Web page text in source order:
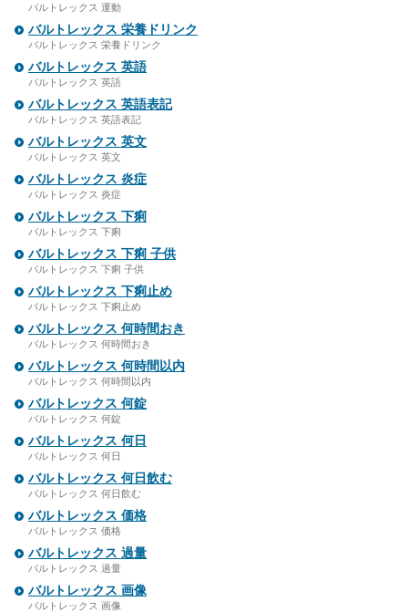
バルトレックス 運動
バルトレックス 栄養ドリンク
バルトレックス 栄養ドリンク
バルトレックス 英語
バルトレックス 英語
バルトレックス 英語表記
バルトレックス 英語表記
バルトレックス 英文
バルトレックス 英文
バルトレックス 炎症
バルトレックス 炎症
バルトレックス 下痢
バルトレックス 下痢
バルトレックス 下痢 子供
バルトレックス 下痢 子供
バルトレックス 下痢止め
バルトレックス 下痢止め
バルトレックス 何時間おき
バルトレックス 何時間おき
バルトレックス 何時間以内
バルトレックス 何時間以内
バルトレックス 何錠
バルトレックス 何錠
バルトレックス 何日
バルトレックス 何日
バルトレックス 何日飲む
バルトレックス 何日飲む
バルトレックス 価格
バルトレックス 価格
バルトレックス 過量
バルトレックス 過量
バルトレックス 画像
バルトレックス 画像